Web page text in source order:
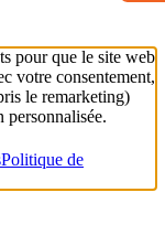
pour que le site web
votre consentement,
le remarketing)
personnalisée.
Politique de